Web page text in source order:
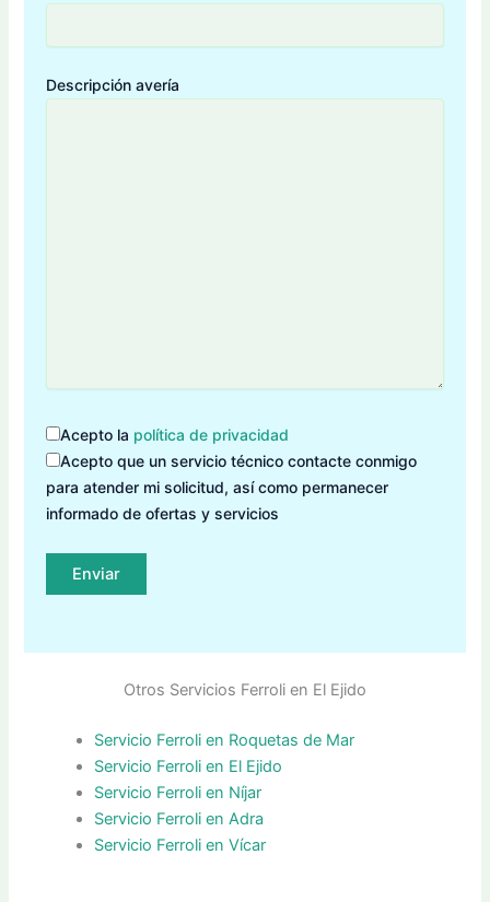
Descripción avería
Acepto la política de privacidad
Acepto que un servicio técnico contacte conmigo
para atender mi solicitud, así como permanecer
informado de ofertas y servicios
Otros Servicios Ferroli en El Ejido
Servicio Ferroli en Roquetas de Mar
Servicio Ferroli en El Ejido
Servicio Ferroli en Níjar
Servicio Ferroli en Adra
Servicio Ferroli en Vícar